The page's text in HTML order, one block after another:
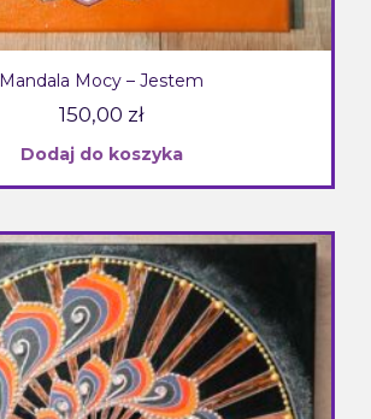
Mandala Mocy – Jestem
150,00 zł
Dodaj do koszyka